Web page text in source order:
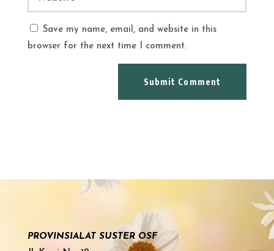
Save my name, email, and website in this
browser for the next time I comment.
Submit Comment
PROVINSIALAT SUSTER OSF